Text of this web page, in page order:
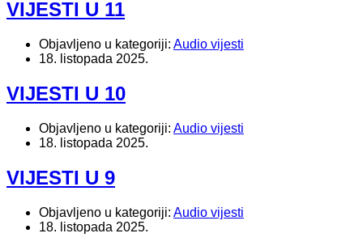
VIJESTI U 11
Objavljeno u kategoriji: Audio vijesti
18. listopada 2025.
VIJESTI U 10
Objavljeno u kategoriji: Audio vijesti
18. listopada 2025.
VIJESTI U 9
Objavljeno u kategoriji: Audio vijesti
18. listopada 2025.